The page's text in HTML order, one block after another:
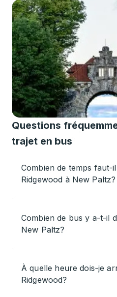
Questions
trajet en bus
Combien de temps faut-
Ridgewood à New Paltz?
Combien de bus y a-t-il
New Paltz?
À quelle heure dois-je
Ridgewood?